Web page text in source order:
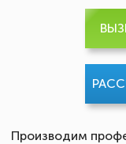
Производим